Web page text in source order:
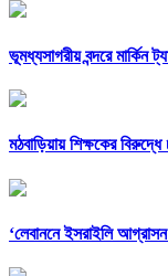
ভূমধ্যসাগরীয় বন্দরে মার্কিন
মঠবাড়িয়ায় শিক্ষকের
‘লেবাননে ইসরাইলি